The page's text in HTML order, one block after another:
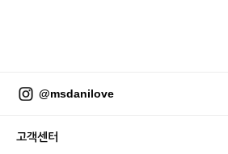
@msdanilove
고객센터